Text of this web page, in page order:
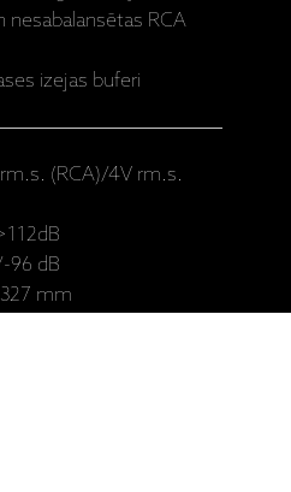
nesabalansētas RCA
izejas buferi
(RCA)/4V rm.s.
96 dB
mm